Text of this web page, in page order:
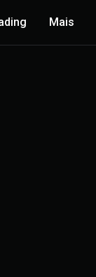
Mais